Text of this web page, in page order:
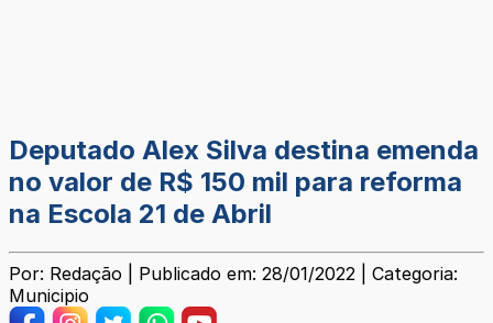
Deputado Alex Silva destina emenda
no valor de R$ 150 mil para reforma
na Escola 21 de Abril
Por: Redação | Publicado em: 28/01/2022 | Categoria:
Municipio